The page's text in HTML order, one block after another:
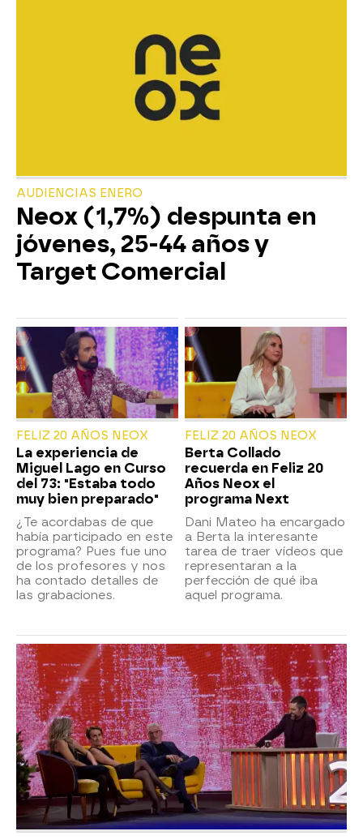
AUDIENCIAS ENERO
Neox (1,7%) despunta en
jóvenes, 25-44 años y
Target Comercial
FELIZ 20 AÑOS NEOX
La experiencia de
Miguel Lago en Curso
del 73: "Estaba todo
muy bien preparado"
¿Te acordabas de que
había participado en este
programa? Pues fue uno
de los profesores y nos
ha contado detalles de
las grabaciones.
FELIZ 20 AÑOS NEOX
Berta Collado
recuerda en Feliz 20
Años Neox el
programa Next
Dani Mateo ha encargado
a Berta la interesante
tarea de traer vídeos que
representaran a la
perfección de qué iba
aquel programa.